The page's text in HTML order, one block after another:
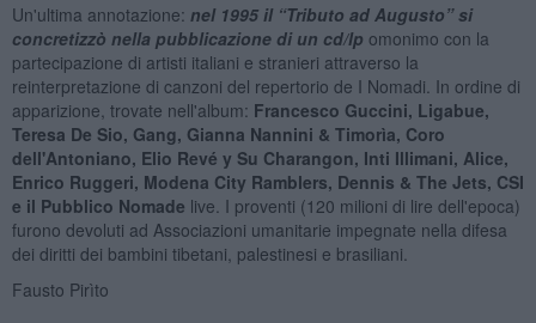
Un'ultima annotazione: nel 1995 il “Tributo ad Augusto” si
concretizzò nella pubblicazione di un cd/lp omonimo con la
partecipazione di artisti italiani e stranieri attraverso la
reinterpretazione di canzoni del repertorio de I Nomadi. In ordine di
apparizione, trovate nell'album: Francesco Guccini, Ligabue,
Teresa De Sio, Gang, Gianna Nannini & Timorìa, Coro
dell'Antoniano, Elio Revé y Su Charangon, Inti Illimani, Alice,
Enrico Ruggeri, Modena City Ramblers, Dennis & The Jets, CSI
e il Pubblico Nomade live. I proventi (120 milioni di lire dell'epoca)
furono devoluti ad Associazioni umanitarie impegnate nella difesa
dei diritti dei bambini tibetani, palestinesi e brasiliani.
Fausto Pirìto